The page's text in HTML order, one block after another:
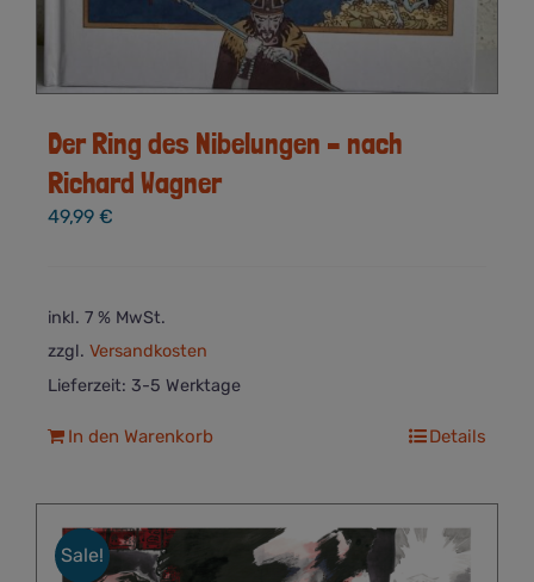
Der Ring des Nibelungen – nach
Richard Wagner
49,99 €
inkl. 7 % MwSt.
zzgl. Versandkosten
Lieferzeit: 3-5 Werktage
In den Warenkorb Details
Sale!